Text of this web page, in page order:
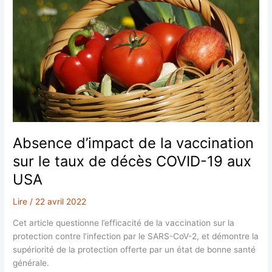
Absence d’impact de la vaccination
sur le taux de décès COVID-19 aux
USA
Lire / 22 avril 2022
Cet article questionne l’efficacité de la vaccination sur la
protection contre l’infection par le SARS-CoV-2, et démontre la
supériorité de la protection offerte par un état de bonne santé
générale.